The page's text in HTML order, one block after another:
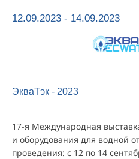
12.09.2023 - 14.09.2023
ЭкваТэк - 2023
17-я Международная
и оборудования для водной
проведения: с 12 по 14